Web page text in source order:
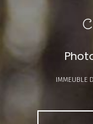
IMMEUBLE